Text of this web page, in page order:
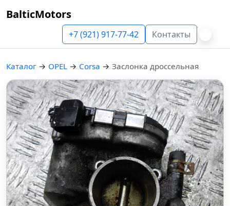
BalticMotors
+7 (921) 917-77-42 Контакты
Каталог → OPEL → Corsa → Заслонка дроссельная